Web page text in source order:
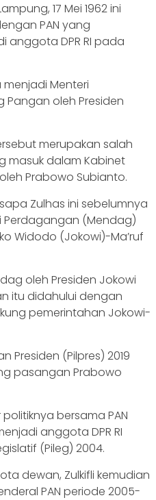
17 Mei 1962 ini
PAN yang
anggota DPR RI pada
menjadi Menteri
Pangan oleh Presiden
merupakan salah
masuk dalam Kabinet
Prabowo Subianto.
Zulhas ini sebelumnya
Perdagangan (Mendag)
Widodo (Jokowi)-Ma’ruf
oleh Presiden Jokowi
itu didahului dengan
pemerintahan Jokowi-
Presiden (Pilpres) 2019
pasangan Prabowo
bersama PAN
anggota DPR RI
(Pileg) 2004.
dewan, Zulkifli kemudian
PAN periode 2005-